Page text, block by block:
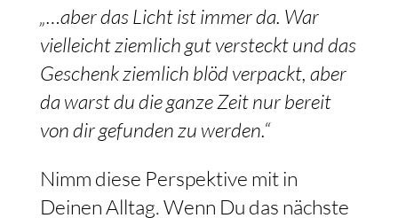
„…aber das Licht ist immer da. War
vielleicht ziemlich gut versteckt und das
Geschenk ziemlich blöd verpackt, aber
da warst du die ganze Zeit nur bereit
von dir gefunden zu werden.“
Nimm diese Perspektive mit in
Deinen Alltag. Wenn Du das nächste